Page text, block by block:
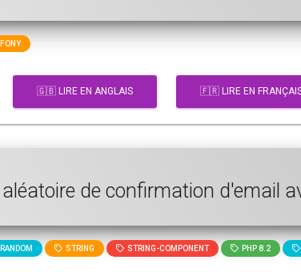
🇬🇧 LIRE EN ANGLAIS 🇫🇷 LIRE EN
de confirmation d'email
RANDOM STRING STRING-COMPONENT PHP 8.2